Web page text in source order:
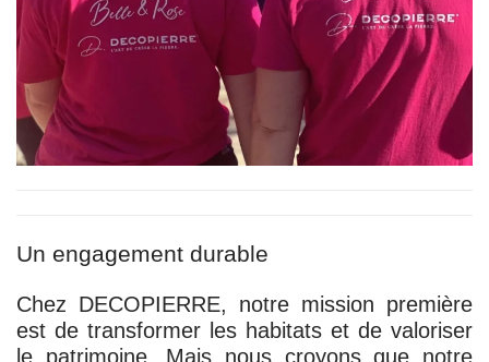
Un engagement durable
Chez DECOPIERRE, notre mission première
est de transformer les habitats et de valoriser
le patrimoine. Mais nous croyons que notre